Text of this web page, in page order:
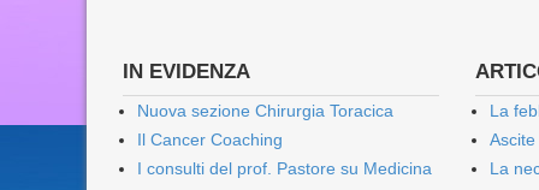
IN EVIDENZA
Nuova sezione Chirurgia Toracica
Il Cancer Coaching
I consulti del prof. Pastore su Medicina
La
La